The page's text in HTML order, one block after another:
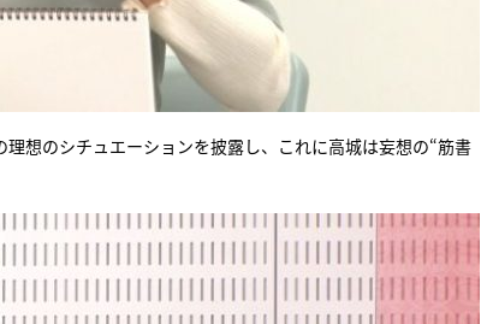
想のシチュエーションを披露し、これに高城は妄想の“筋書